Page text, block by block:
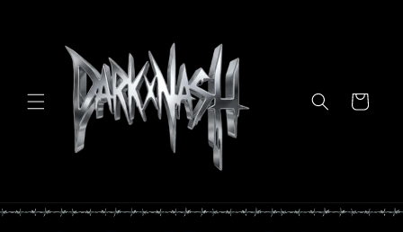
Warenkorb